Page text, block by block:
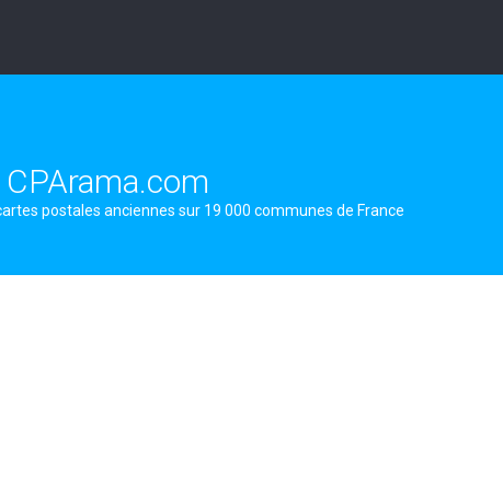
CPArama.com
postales anciennes sur 19 000 communes de France